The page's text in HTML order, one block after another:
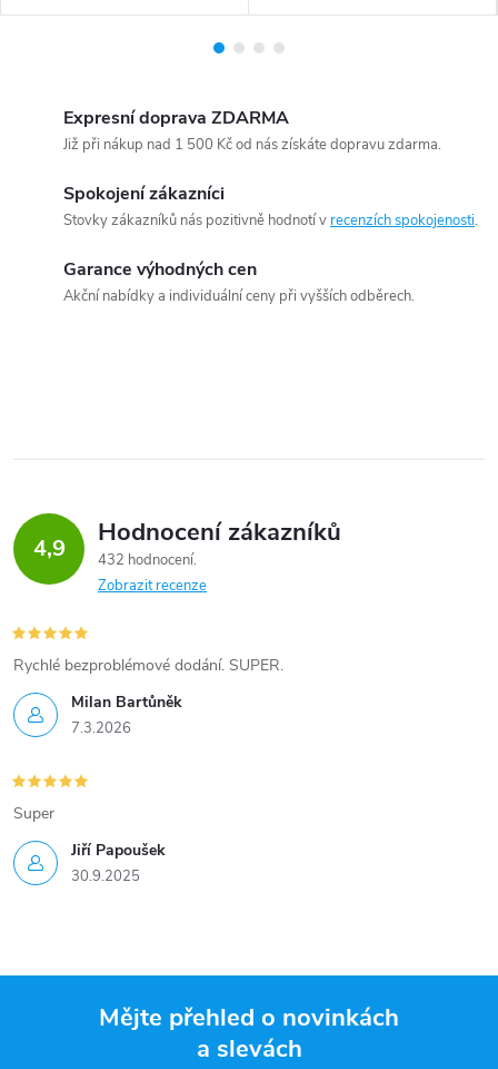
Expresní doprava ZDARMA
Již při nákup nad 1 500 Kč od nás získáte dopravu zdarma.
Spokojení zákazníci
Stovky zákazníků nás pozitivně hodnotí v recenzích spokojenosti.
Garance výhodných cen
Akční nabídky a individuální ceny při vyšších odběrech.
4,9 Hodnocení zákazníků
432 hodnocení
Zobrazit recenze
Milan Bartůněk
7.3.2026
Rychlé bezproblémové dodání. SUPER.
Jiří Papoušek
30.9.2025
Super
Mějte přehled o novinkách
a slevách